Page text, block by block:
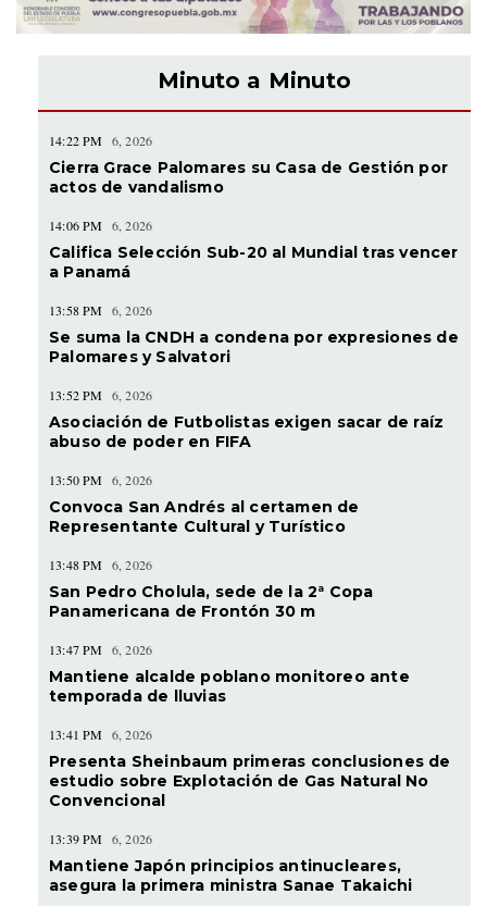
Minuto a Minuto
14:22 PM 6, 2026
Cierra Grace Palomares su Casa de Gestión por
actos de vandalismo
14:06 PM 6, 2026
Califica Selección Sub-20 al Mundial tras vencer
a Panamá
13:58 PM 6, 2026
Se suma la CNDH a condena por expresiones de
Palomares y Salvatori
13:52 PM 6, 2026
Asociación de Futbolistas exigen sacar de raíz
abuso de poder en FIFA
13:50 PM 6, 2026
Convoca San Andrés al certamen de
Representante Cultural y Turístico
13:48 PM 6, 2026
San Pedro Cholula, sede de la 2ª Copa
Panamericana de Frontón 30 m
13:47 PM 6, 2026
Mantiene alcalde poblano monitoreo ante
temporada de lluvias
13:41 PM 6, 2026
Presenta Sheinbaum primeras conclusiones de
estudio sobre Explotación de Gas Natural No
Convencional
13:39 PM 6, 2026
Mantiene Japón principios antinucleares,
asegura la primera ministra Sanae Takaichi